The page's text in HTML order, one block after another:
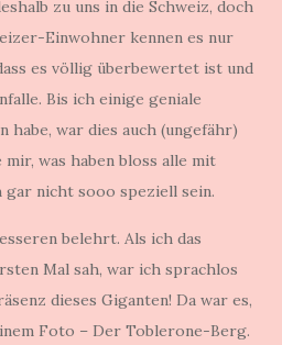
zu uns in die Schweiz, doch
Einwohner kennen es nur
es völlig überbewertet ist und
Bis ich einige geniale
habe, war dies auch (ungefähr)
was haben bloss alle mit
gar nicht sooo speziell sein.
belehrt. Als ich das
Mal sah, war ich sprachlos
dieses Giganten! Da war es,
Foto – Der Toblerone-Berg.